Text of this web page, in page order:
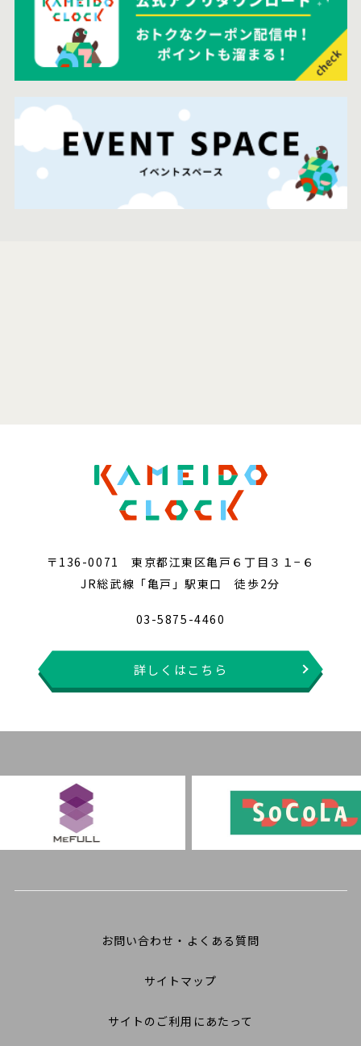
〒136-0071 東京都江東区亀戸６丁目３１−６
JR総武線「亀戸」駅東口 徒歩2分
03-5875-4460
詳しくはこちら
お問い合わせ・よくある質問
サイトマップ
サイトのご利用にあたって